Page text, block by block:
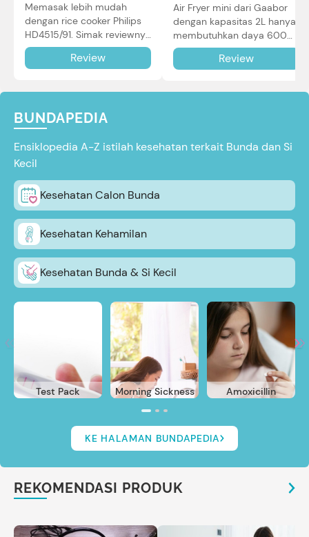
Memasak lebih mudah
dengan rice cooker Philips
HD4515/91. Simak reviewnya
di sini.
Review
Air Fryer mini dari Gaabor
dengan kapasitas 2L hanya
membutuhkan daya 600W
dalam pemakaian. Simak
review selengkapnya di sini.
Review
BUNDAPEDIA
Ensiklopedia A-Z istilah kesehatan terkait Bunda dan Si
Kecil
Kesehatan Calon Bunda
Kesehatan Kehamilan
Kesehatan Bunda & Si Kecil
Test Pack Morning Sickness Amoxicillin
KE HALAMAN BUNDAPEDIA
REKOMENDASI PRODUK